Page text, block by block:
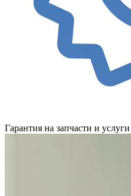
Гарантия на запчасти и услуги